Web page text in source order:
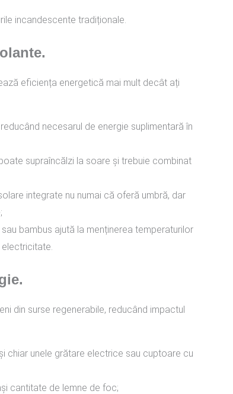
incandescente tradiționale.
eficiența energetică mai mult decât ați
necesarul de energie suplimentară în
supraîncălzi la soare și trebuie combinat
integrate nu numai că oferă umbră, dar
bambus ajută la menținerea temperaturilor
din surse regenerabile, reducând impactul
chiar unele grătare electrice sau cuptoare cu
cantitate de lemne de foc;